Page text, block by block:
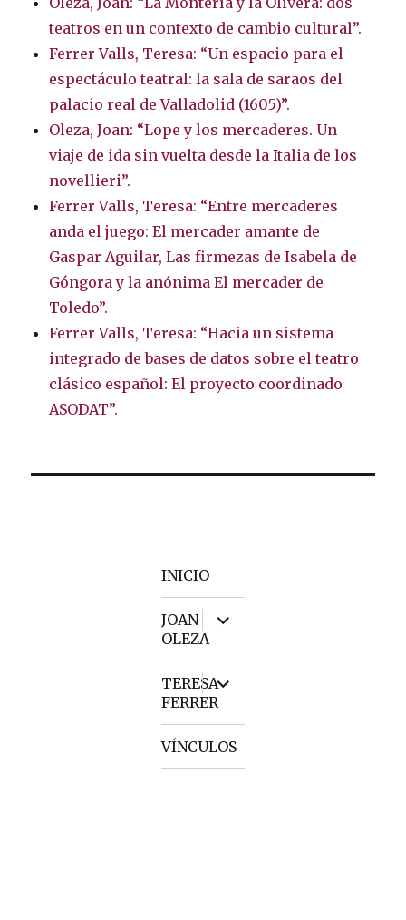
teatros en un contexto de cambio cultural”.
Ferrer Valls, Teresa: “Un espacio para el
espectáculo teatral: la sala de saraos del
palacio real de Valladolid (1605)”.
Oleza, Joan: “Lope y los mercaderes. Un
viaje de ida sin vuelta desde la Italia de los
novellieri”.
Ferrer Valls, Teresa: “Entre mercaderes
anda el juego: El mercader amante de
Gaspar Aguilar, Las firmezas de Isabela de
Góngora y la anónima El mercader de
Toledo”.
Ferrer Valls, Teresa: “Hacia un sistema
integrado de bases de datos sobre el teatro
clásico español: El proyecto coordinado
ASODAT”.
INICIO
JOAN
OLEZA
expand
child
menu
TERESA
FERRER
expand
child
menu
VÍNCULOS